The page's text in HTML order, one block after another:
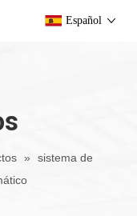
Español
»
sistema de